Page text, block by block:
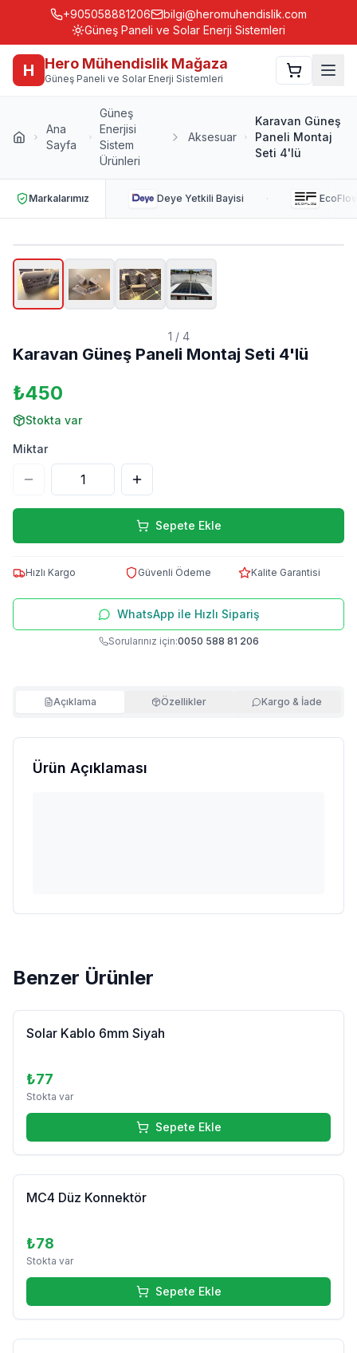
+905058881206
bilgi@heromuhendislik.com
Güneş Paneli ve Solar Enerji Sistemleri
H Hero Mühendislik Mağaza
Güneş Paneli ve Solar Enerji Sistemleri
Ana
Sayfa
Güneş
Enerjisi
Sistem
Ürünleri
Aksesuar
Karavan Güneş
Paneli Montaj
Seti 4'lü
Markalarımız Deye Yetkili Bayisi ·
1 / 4
Karavan Güneş Paneli Montaj Seti 4'lü
₺450
Stokta var
Miktar
Sepete Ekle
Hızlı Kargo Güvenli Ödeme Kalite Garantisi
WhatsApp ile Hızlı Sipariş
Sorularınız için:0050 588 81 206
Açıklama Özellikler Kargo & İade
Ürün Açıklaması
Benzer Ürünler
Solar Kablo 6mm Siyah
₺77
Stokta var
Sepete Ekle
MC4 Düz Konnektör
₺78
Stokta var
Sepete Ekle